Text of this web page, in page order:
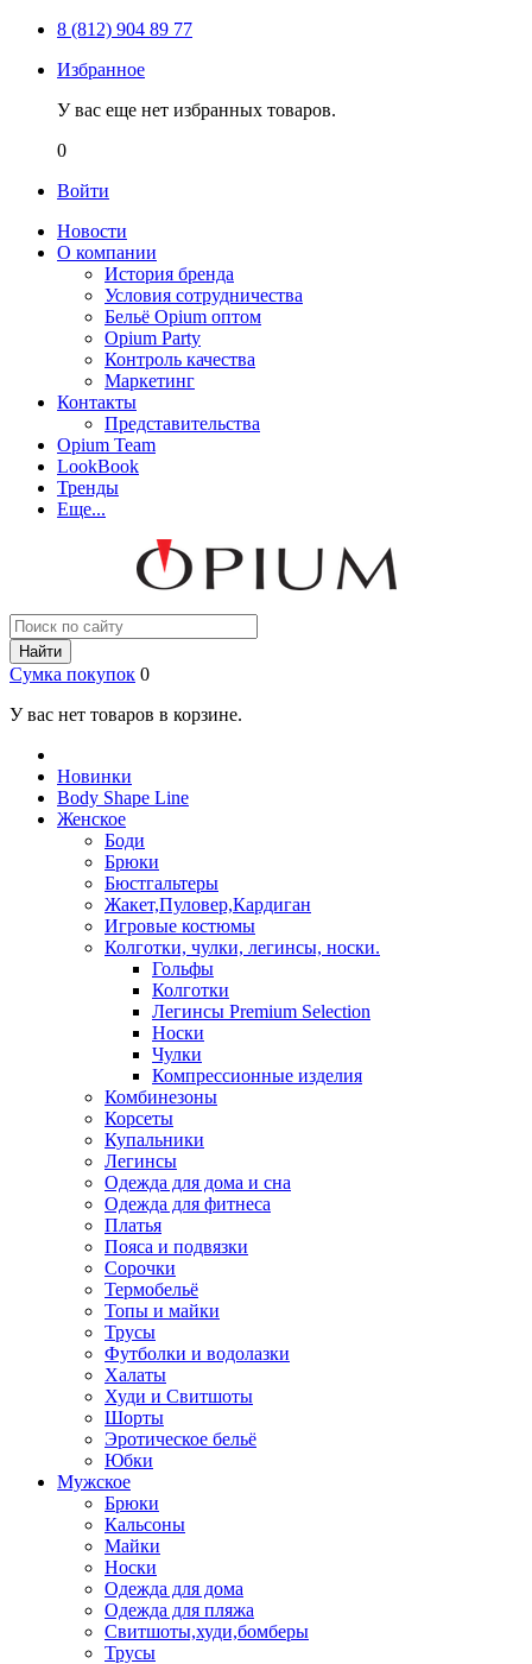
8 (812) 904 89 77
Избранное
У вас еще нет избранных товаров.
0
Войти
Новости
О компании
История бренда
Условия сотрудничества
Бельё Opium оптом
Opium Party
Контроль качества
Маркетинг
Контакты
Представительства
Opium Team
LookBook
Тренды
Еще...
Найти
Сумка покупок 0
У вас нет товаров в корзине.
Новинки
Body Shape Line
Женское
Боди
Брюки
Бюстгальтеры
Жакет,Пуловер,Кардиган
Игровые костюмы
Колготки, чулки, легинсы, носки.
Гольфы
Колготки
Легинсы Premium Selection
Носки
Чулки
Компрессионные изделия
Комбинезоны
Корсеты
Купальники
Легинсы
Одежда для дома и сна
Одежда для фитнеса
Платья
Пояса и подвязки
Сорочки
Термобельё
Топы и майки
Трусы
Футболки и водолазки
Халаты
Худи и Свитшоты
Шорты
Эротическое бельё
Юбки
Мужское
Брюки
Кальсоны
Майки
Носки
Одежда для дома
Одежда для пляжа
Свитшоты,худи,бомберы
Трусы